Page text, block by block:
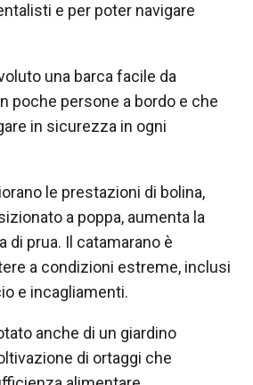
e per poter navigare
una barca facile da
poche persone a bordo e che
in sicurezza in ogni
le prestazioni di bolina,
a poppa, aumenta la
di prua. Il catamarano è
a condizioni estreme, inclusi
e incagliamenti.
anche di un giardino
di ortaggi che